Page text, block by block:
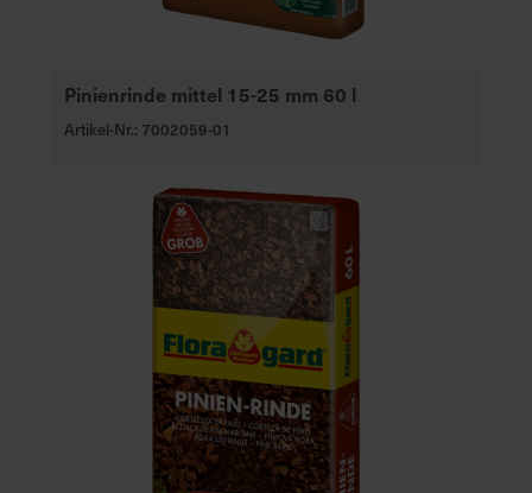
Pinienrinde mittel 15-25 mm 60 l
Artikel-Nr.: 7002059-01